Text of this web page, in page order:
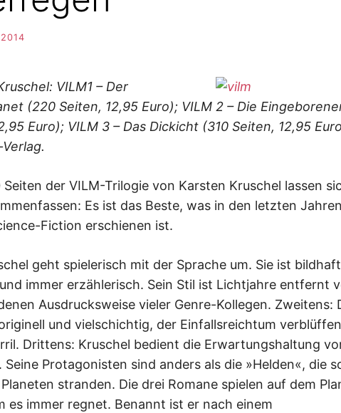
K
S
L
E
VILM1 – Der
(220 Seiten, 12,95 Euro); VILM 2 – Die
Euro); VILM 3 – Das Dickicht (310 Seiten, 12,95
Seiten der VILM-Trilogie von Karsten Kruschel lassen
Es ist das Beste, was in den letzten
Fiction erschienen ist.
geht spielerisch mit der Sprache um. Sie ist
immer erzählerisch. Sein Stil ist Lichtjahre entfernt
Ausdrucksweise vieler Genre-Kollegen. Zweitens:
und vielschichtig, der Einfallsreichtum
Drittens: Kruschel bedient die Erwartungshaltung
Seine Protagonisten sind anders als die »Helden«, die
stranden. Die drei Romane spielen auf dem
es immer regnet. Benannt ist er nach einem